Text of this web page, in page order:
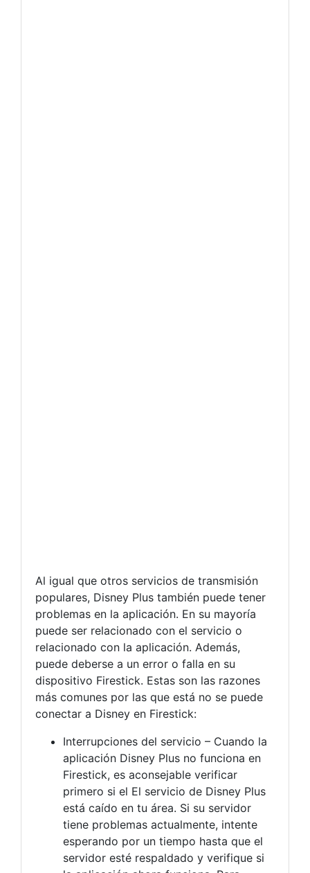
Al igual que otros servicios de transmisión
populares, Disney Plus también puede tener
problemas en la aplicación. En su mayoría
puede ser relacionado con el servicio o
relacionado con la aplicación. Además,
puede deberse a un error o falla en su
dispositivo Firestick. Estas son las razones
más comunes por las que está no se puede
conectar a Disney en Firestick:
Interrupciones del servicio – Cuando la
aplicación Disney Plus no funciona en
Firestick, es aconsejable verificar
primero si el El servicio de Disney Plus
está caído en tu área. Si su servidor
tiene problemas actualmente, intente
esperando por un tiempo hasta que el
servidor esté respaldado y verifique si